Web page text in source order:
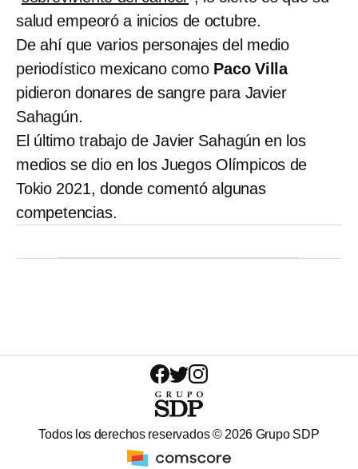
salud empeoró a inicios de octubre.
De ahí que varios personajes del medio
periodístico mexicano como Paco Villa
pidieron donares de sangre para Javier
Sahagún.
El último trabajo de Javier Sahagún en los
medios se dio en los Juegos Olímpicos de
Tokio 2021, donde comentó algunas
competencias.
Todos los derechos reservados © 2026 Grupo SDP